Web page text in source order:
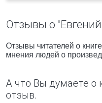
Отзывы о
Отзывы читателей о
мнения людей о
А что Вы думаете о
отзыв.